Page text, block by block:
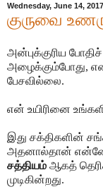
Wednesday, June 14, 2017
குருவை
அன்புக்குரிய
அழைக்கும்போது,
பேசவில்லை.
என் உயிரினை
இது சக்திகளின்
அதனால்தான்
சத்தியம் ஆகத்
முடிகின்றது.